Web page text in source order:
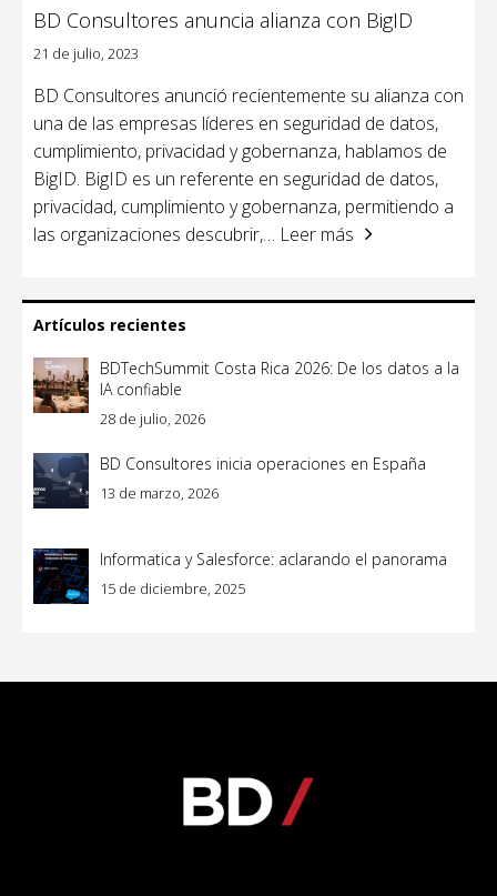
BD Consultores anuncia alianza con BigID
21 de julio, 2023
BD Consultores anunció recientemente su alianza con
una de las empresas líderes en seguridad de datos,
cumplimiento, privacidad y gobernanza, hablamos de
BigID. BigID es un referente en seguridad de datos,
privacidad, cumplimiento y gobernanza, permitiendo a
las organizaciones descubrir,… Leer más
Artículos recientes
BDTechSummit Costa Rica 2026: De los datos a la
IA confiable
28 de julio, 2026
BD Consultores inicia operaciones en España
13 de marzo, 2026
Informatica y Salesforce: aclarando el panorama
15 de diciembre, 2025